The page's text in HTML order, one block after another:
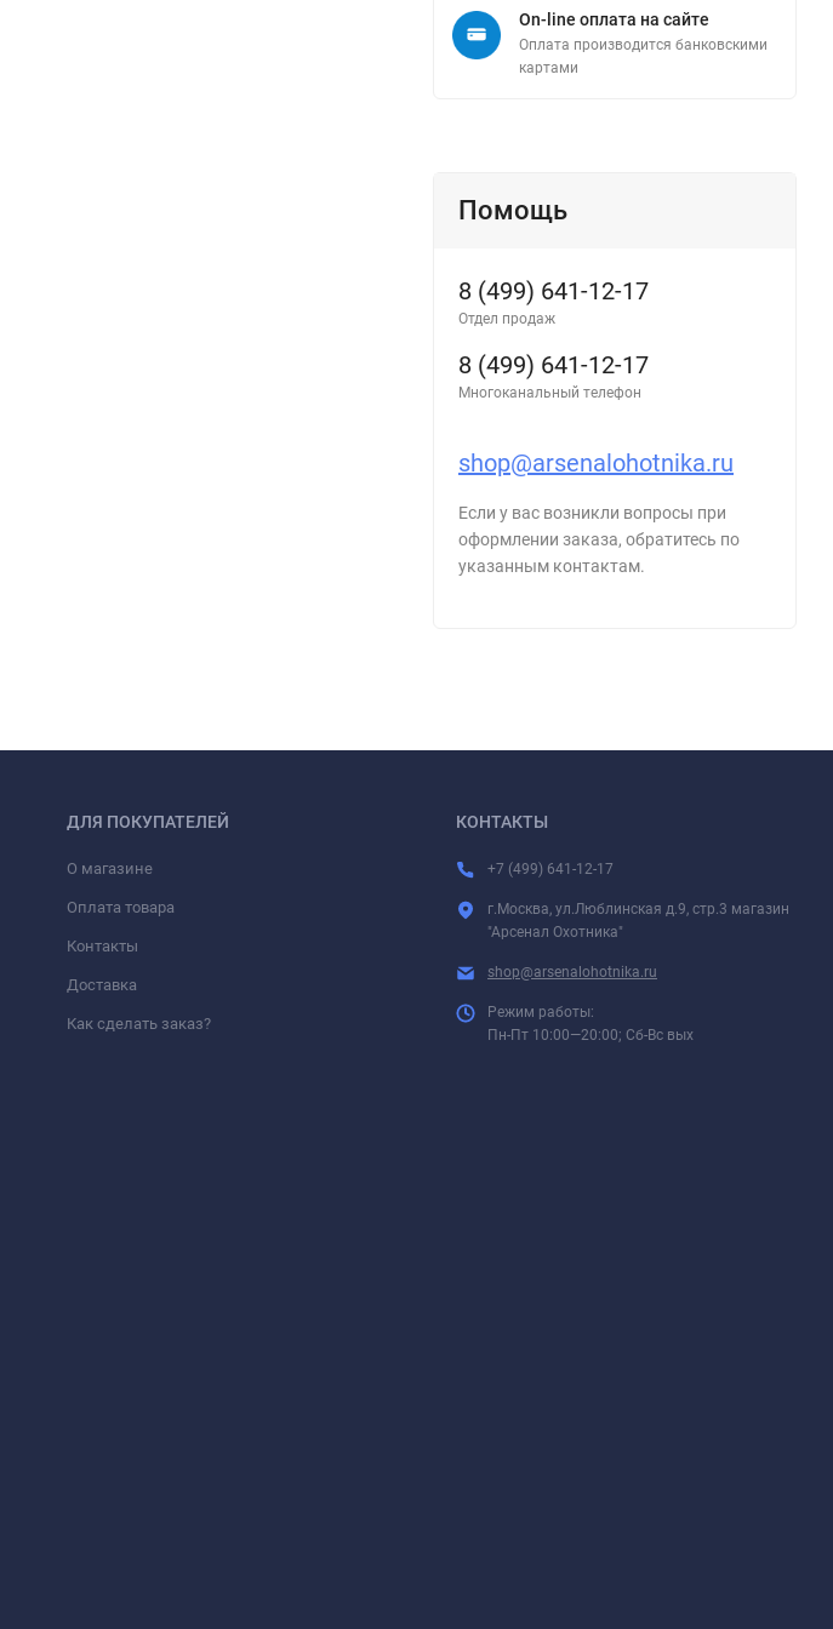
On-line оплата на сайте
Оплата производится банковскими
картами
Помощь
8 (499) 641-12-17
Отдел продаж
8 (499) 641-12-17
Многоканальный телефон
shop@arsenalohotnika.ru
Если у вас возникли вопросы при
оформлении заказа, обратитесь по
указанным контактам.
ДЛЯ ПОКУПАТЕЛЕЙ
О магазине
Оплата товара
Контакты
Доставка
Как сделать заказ?
КОНТАКТЫ
+7 (499) 641-12-17
г.Москва, ул.Люблинская д.9, стр.3 магазин
"Арсенал Охотника"
shop@arsenalohotnika.ru
Режим работы:
Пн-Пт 10:00—20:00; Сб-Вс вых